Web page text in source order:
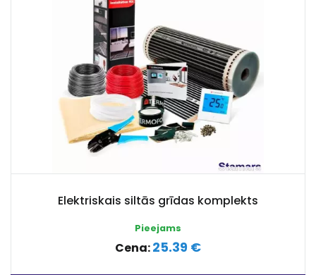
Elektriskais siltās grīdas komplekts
Pieejams
Cena:25.39 €